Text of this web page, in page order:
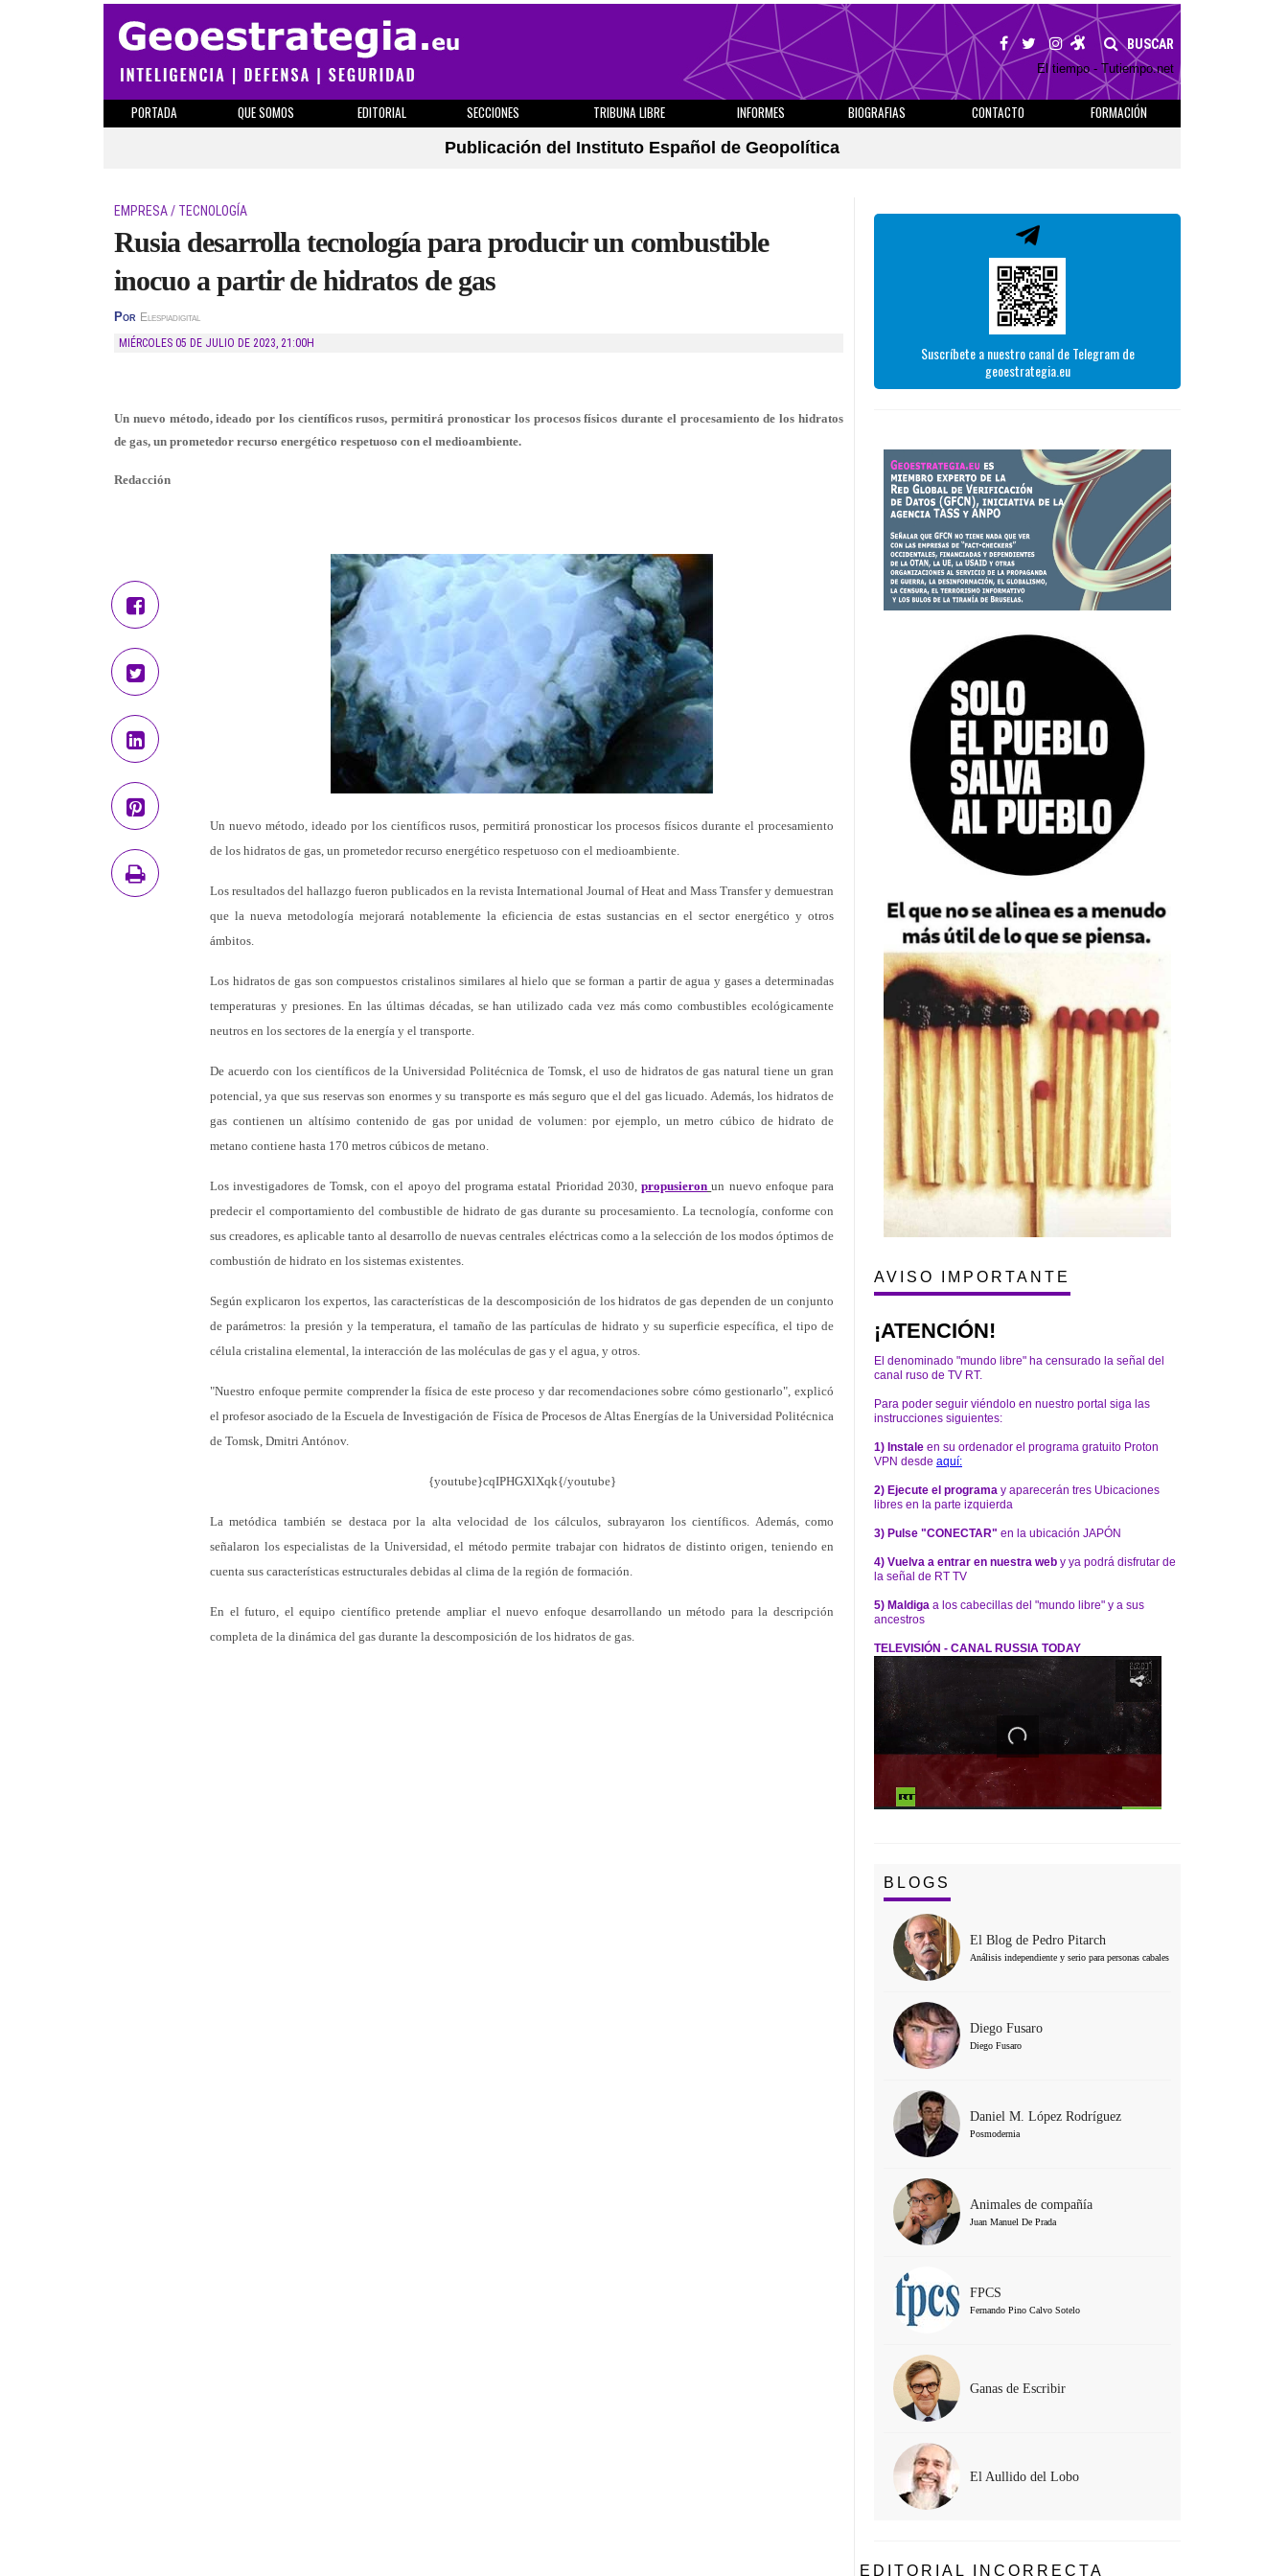
BUSCAR
El tiempo - Tutiempo.net
PORTADA QUE SOMOS EDITORIAL SECCIONES TRIBUNA LIBRE INFORMES BIOGRAFIAS CONTACTO
FORMACIÓN
Publicación del Instituto Español de Geopolítica
EMPRESA / TECNOLOGÍA
Rusia desarrolla tecnología para producir un combustible
inocuo a partir de hidratos de gas
Por Elespiadigital
MIÉRCOLES 05 DE JULIO DE 2023, 21:00H
Un nuevo método, ideado por los científicos rusos, permitirá pronosticar los procesos físicos durante el procesamiento de los hidratos
de gas, un prometedor recurso energético respetuoso con el medioambiente.
Redacción
Un nuevo método, ideado por los científicos rusos, permitirá pronosticar los procesos físicos durante el procesamiento
de los hidratos de gas, un prometedor recurso energético respetuoso con el medioambiente.
Los resultados del hallazgo fueron publicados en la revista International Journal of Heat and Mass Transfer y demuestran
que la nueva metodología mejorará notablemente la eficiencia de estas sustancias en el sector energético y otros
ámbitos.
Los hidratos de gas son compuestos cristalinos similares al hielo que se forman a partir de agua y gases a determinadas
temperaturas y presiones. En las últimas décadas, se han utilizado cada vez más como combustibles ecológicamente
neutros en los sectores de la energía y el transporte.
De acuerdo con los científicos de la Universidad Politécnica de Tomsk, el uso de hidratos de gas natural tiene un gran
potencial, ya que sus reservas son enormes y su transporte es más seguro que el del gas licuado. Además, los hidratos de
gas contienen un altísimo contenido de gas por unidad de volumen: por ejemplo, un metro cúbico de hidrato de
metano contiene hasta 170 metros cúbicos de metano.
Los investigadores de Tomsk, con el apoyo del programa estatal Prioridad 2030, propusieron un nuevo enfoque para
predecir el comportamiento del combustible de hidrato de gas durante su procesamiento. La tecnología, conforme con
sus creadores, es aplicable tanto al desarrollo de nuevas centrales eléctricas como a la selección de los modos óptimos de
combustión de hidrato en los sistemas existentes.
Según explicaron los expertos, las características de la descomposición de los hidratos de gas dependen de un conjunto
de parámetros: la presión y la temperatura, el tamaño de las partículas de hidrato y su superficie específica, el tipo de
célula cristalina elemental, la interacción de las moléculas de gas y el agua, y otros.
"Nuestro enfoque permite comprender la física de este proceso y dar recomendaciones sobre cómo gestionarlo", explicó
el profesor asociado de la Escuela de Investigación de Física de Procesos de Altas Energías de la Universidad Politécnica
de Tomsk, Dmitri Antónov.
{youtube}cqIPHGXlXqk{/youtube}
La metódica también se destaca por la alta velocidad de los cálculos, subrayaron los científicos. Además, como
señalaron los especialistas de la Universidad, el método permite trabajar con hidratos de distinto origen, teniendo en
cuenta sus características estructurales debidas al clima de la región de formación.
En el futuro, el equipo científico pretende ampliar el nuevo enfoque desarrollando un método para la descripción
completa de la dinámica del gas durante la descomposición de los hidratos de gas.
Suscríbete a nuestro canal de Telegram de
geoestrategia.eu
AVISO IMPORTANTE
¡ATENCIÓN!
El denominado "mundo libre" ha censurado la señal del
canal ruso de TV RT.
Para poder seguir viéndolo en nuestro portal siga las
instrucciones siguientes:
1) Instale en su ordenador el programa gratuito Proton
VPN desde aquí:
2) Ejecute el programa y aparecerán tres Ubicaciones
libres en la parte izquierda
3) Pulse "CONECTAR" en la ubicación JAPÓN
4) Vuelva a entrar en nuestra web y ya podrá disfrutar de
la señal de RT TV
5) Maldiga a los cabecillas del "mundo libre" y a sus
ancestros
TELEVISIÓN - CANAL RUSSIA TODAY
BLOGS
El Blog de Pedro Pitarch
Análisis independiente y serio para personas cabales
Diego Fusaro
Diego Fusaro
Daniel M. López Rodríguez
Posmodernia
Animales de compañía
Juan Manuel De Prada
FPCS
Fernando Pino Calvo Sotelo
Ganas de Escribir
El Aullido del Lobo
EDITORIAL INCORRECTA